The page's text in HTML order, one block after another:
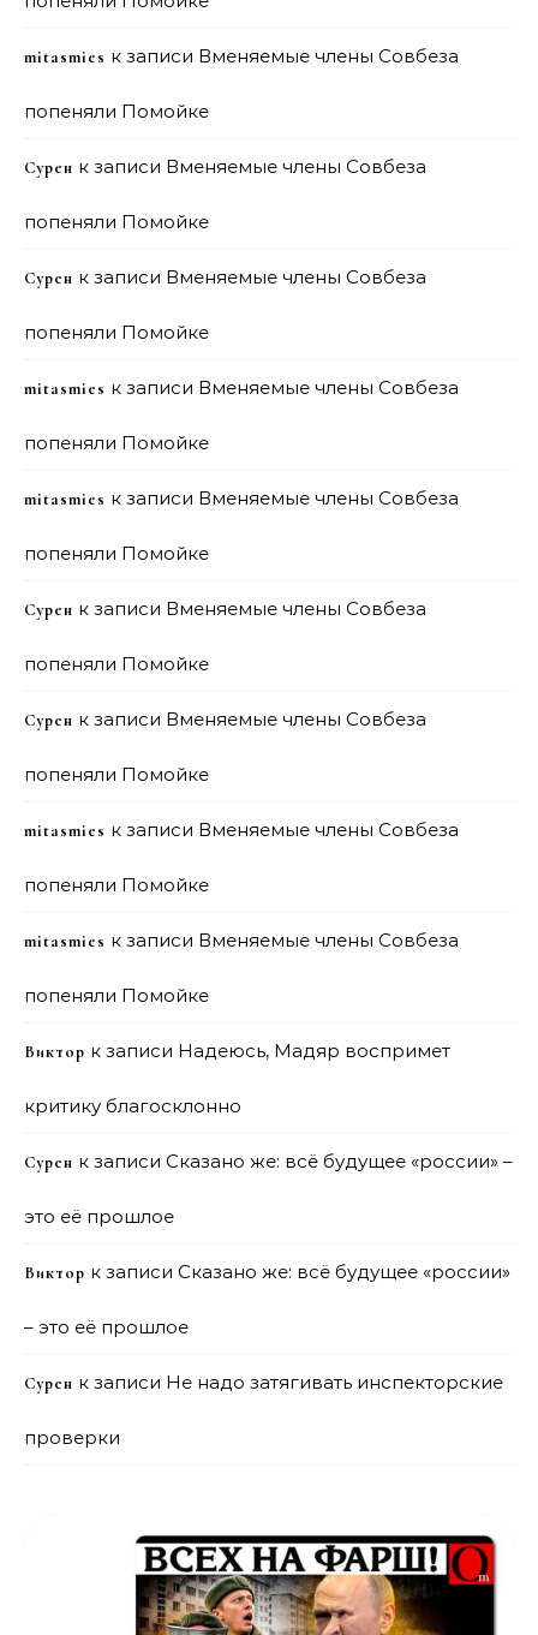
mitasmies к записи Вменяемые члены Совбеза
попеняли Помойке
Сурен к записи Вменяемые члены Совбеза
попеняли Помойке
Сурен к записи Вменяемые члены Совбеза
попеняли Помойке
mitasmies к записи Вменяемые члены Совбеза
попеняли Помойке
mitasmies к записи Вменяемые члены Совбеза
попеняли Помойке
Сурен к записи Вменяемые члены Совбеза
попеняли Помойке
Сурен к записи Вменяемые члены Совбеза
попеняли Помойке
mitasmies к записи Вменяемые члены Совбеза
попеняли Помойке
mitasmies к записи Вменяемые члены Совбеза
попеняли Помойке
Виктор к записи Надеюсь, Мадяр воспримет
критику благосклонно
Сурен к записи Сказано же: всё будущее «россии» –
это её прошлое
Виктор к записи Сказано же: всё будущее «россии»
– это её прошлое
Сурен к записи Не надо затягивать инспекторские
проверки